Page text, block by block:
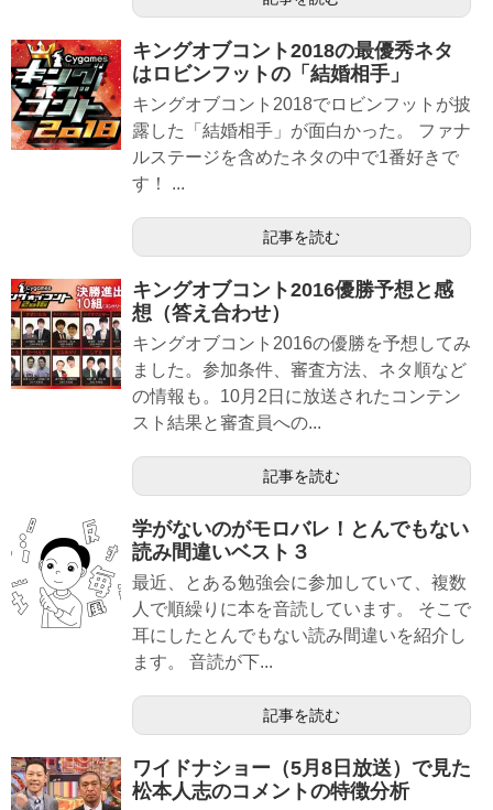
キングオブコント2018の最優秀ネタ
はロビンフットの「結婚相手」
キングオブコント2018でロビンフットが披
露した「結婚相手」が面白かった。 ファナ
ルステージを含めたネタの中で1番好きで
す！ ...
記事を読む
キングオブコント2016優勝予想と感
想（答え合わせ）
キングオブコント2016の優勝を予想してみ
ました。参加条件、審査方法、ネタ順など
の情報も。10月2日に放送されたコンテン
スト結果と審査員への...
記事を読む
学がないのがモロバレ！とんでもない
読み間違いベスト３
最近、とある勉強会に参加していて、複数
人で順繰りに本を音読しています。 そこで
耳にしたとんでもない読み間違いを紹介し
ます。 音読が下...
記事を読む
ワイドナショー（5月8日放送）で見た
松本人志のコメントの特徴分析